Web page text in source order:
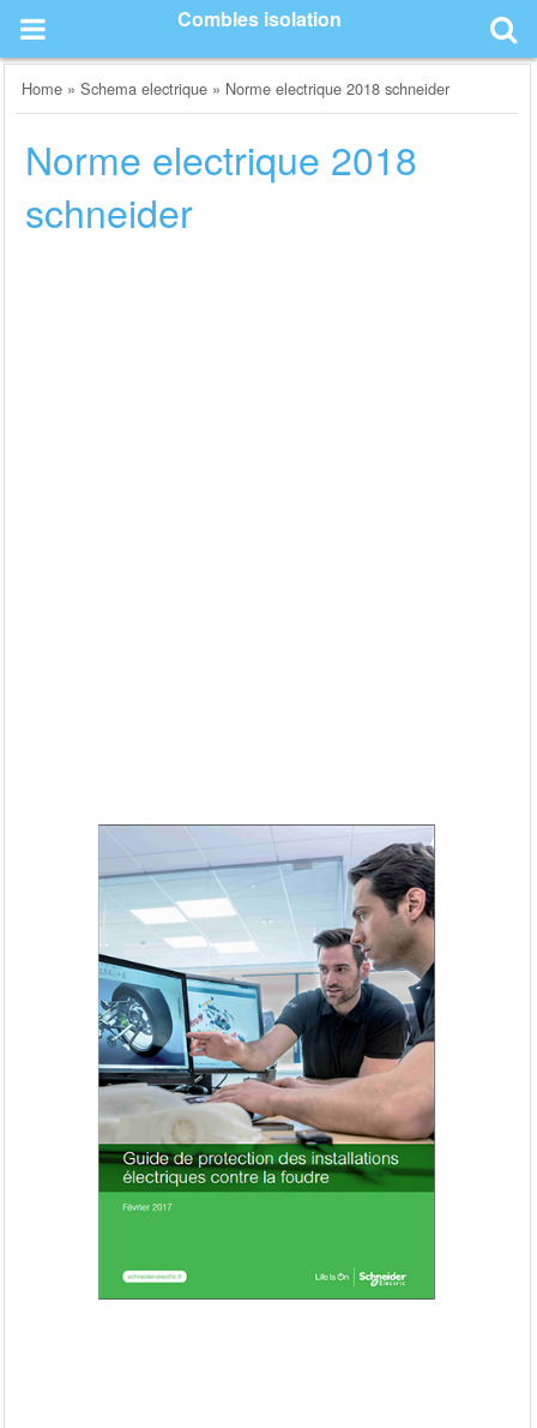
content
Combles isolation
Home »Schema electrique » Norme electrique 2018 schneider
Norme electrique 2018
schneider